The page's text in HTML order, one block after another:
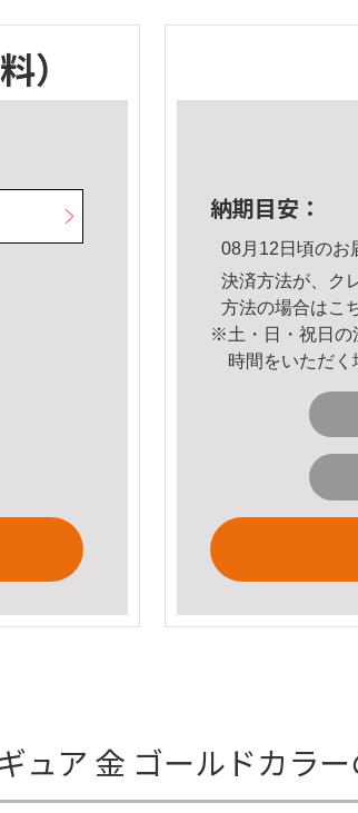
）
納期目安：
08月12日頃のお
決済方法が、ク
方法の場合はこ
※土・日・祝日の
時間をいただく
ュア 金 ゴールドカラ